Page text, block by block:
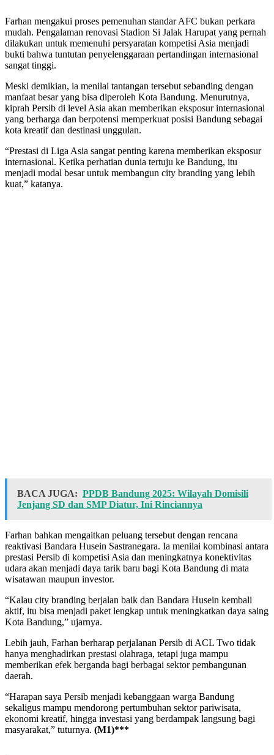
Farhan mengakui proses pemenuhan standar AFC bukan perkara
mudah. Pengalaman renovasi Stadion Si Jalak Harupat yang pernah
dilakukan untuk memenuhi persyaratan kompetisi Asia menjadi
bukti bahwa tuntutan penyelenggaraan pertandingan internasional
sangat tinggi.
Meski demikian, ia menilai tantangan tersebut sebanding dengan
manfaat besar yang bisa diperoleh Kota Bandung. Menurutnya,
kiprah Persib di level Asia akan memberikan eksposur internasional
yang berharga dan berpotensi memperkuat posisi Bandung sebagai
kota kreatif dan destinasi unggulan.
“Prestasi di Liga Asia sangat penting karena memberikan eksposur
internasional. Ketika perhatian dunia tertuju ke Bandung, itu
menjadi modal besar untuk membangun city branding yang lebih
kuat,” katanya.
BACA JUGA: PPDB Bandung 2025: Wilayah Domisili
Jenjang SD dan SMP Diatur, Ini Rinciannya
Farhan bahkan mengaitkan peluang tersebut dengan rencana
reaktivasi Bandara Husein Sastranegara. Ia menilai kombinasi antara
prestasi Persib di kompetisi Asia dan meningkatnya konektivitas
udara akan menjadi daya tarik baru bagi Kota Bandung di mata
wisatawan maupun investor.
“Kalau city branding berjalan baik dan Bandara Husein kembali
aktif, itu bisa menjadi paket lengkap untuk meningkatkan daya saing
Kota Bandung,” ujarnya.
Lebih jauh, Farhan berharap perjalanan Persib di ACL Two tidak
hanya menghadirkan prestasi olahraga, tetapi juga mampu
memberikan efek berganda bagi berbagai sektor pembangunan
daerah.
“Harapan saya Persib menjadi kebanggaan warga Bandung
sekaligus mampu mendorong pertumbuhan sektor pariwisata,
ekonomi kreatif, hingga investasi yang berdampak langsung bagi
masyarakat,” tuturnya. (M1)***